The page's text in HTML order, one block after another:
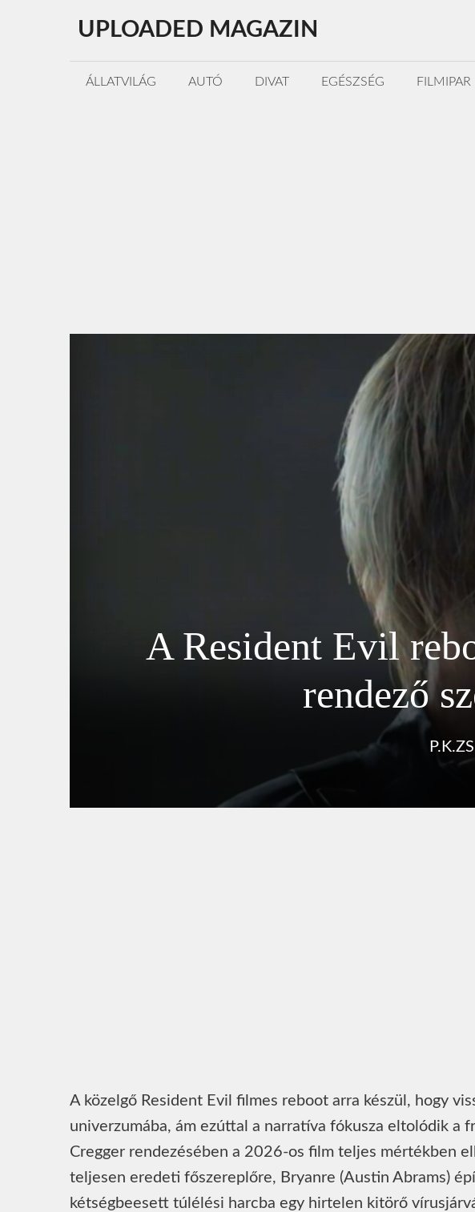
tartalomba
UPLOADED MAGAZIN
ÁLLATVILÁG AUTÓ DIVAT EGÉSZSÉG FILMIPAR
A Resident Evil
rendező
A közelgő Resident Evil filmes reboot arra készül, hogy
univerzumába, ám ezúttal a narratíva fókusza eltolódik a
Cregger rendezésében a 2026-os film teljes mértékben
teljesen eredeti főszereplőre, Bryanre (Austin Abrams)
kétségbeesett túlélési harcba egy hirtelen kitörő